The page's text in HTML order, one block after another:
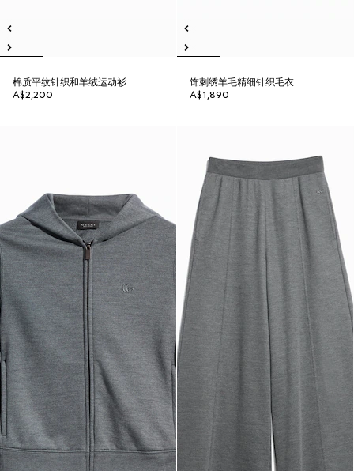
棉质平纹针织和羊绒运动衫
A$2,200
饰刺绣羊毛精细针织毛衣
A$1,890